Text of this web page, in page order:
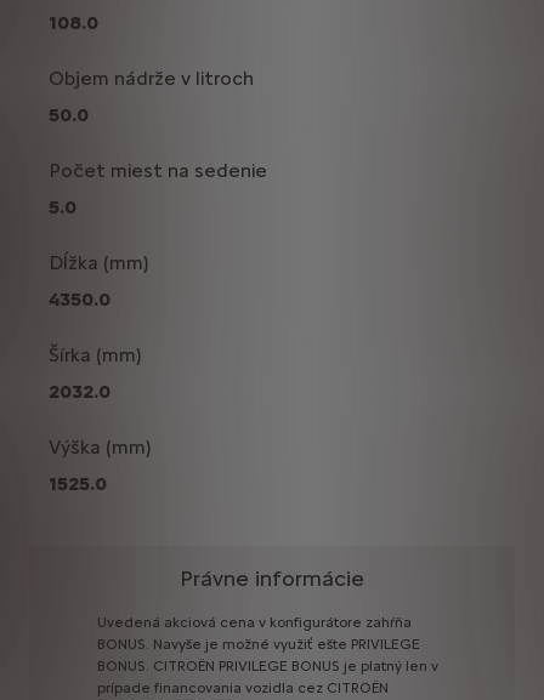
108.0
Objem nádrže v litroch
50.0
Počet miest na sedenie
5.0
Dĺžka (mm)
4350.0
Šírka (mm)
2032.0
Výška (mm)
1525.0
Právne informácie
Uvedená akciová cena v konfigurátore zahŕňa
BONUS. Navyše je možné využiť ešte PRIVILEGE
BONUS. CITROËN PRIVILEGE BONUS je platný len v
prípade financovania vozidla cez CITROËN